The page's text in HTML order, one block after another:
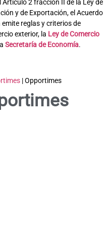
2 fracción II de la Ley de
y de Exportación, el Acuerdo
reglas y criterios de
exterior, la Ley de Comercio
Secretaría de Economía.
| Opportimes